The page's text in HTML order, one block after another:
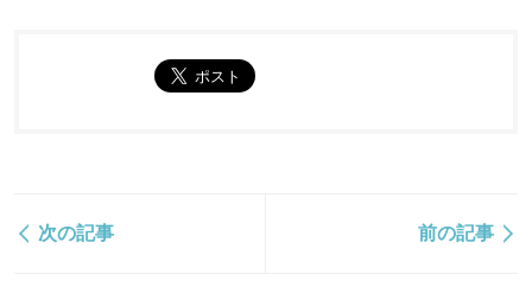
次の記事 前の記事